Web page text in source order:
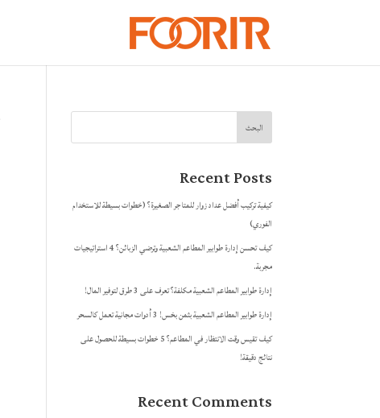
البحث
Recent Posts
كيفية تركيب أفضل عداد زوار للمتاجر الصغيرة؟ (خطوات بسيطة للاستخدام
الفوري)
كيف تحسن إدارة طوابير المطاعم الشعبية وترضي الزبائن؟ 4 استراتيجيات
مجربة.
إدارة طوابير المطاعم الشعبية مكلفة؟ تعرف على 3 طرق لتوفير المال!
إدارة طوابير المطاعم الشعبية بثمن بخس! 3 أدوات مجانية تعمل كالسحر
كيف تقيس وقت الانتظار في المطاعم؟ 5 خطوات بسيطة للحصول على
نتائج دقيقة!
Recent Comments